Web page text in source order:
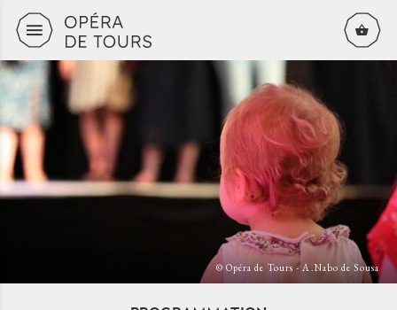
Aller au contenu principal
© Opéra de Tours - A.Nabo de Sousa